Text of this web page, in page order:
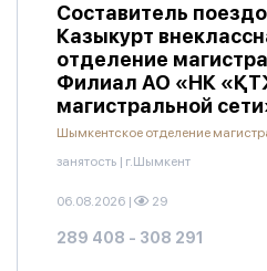
Составитель
Казыкурт
отделение
Филиал АО «НК
магистральной
Шымкентское отделение
занятость | г.Шымкент
06.08.2026 | 29
289 408 - 308 291